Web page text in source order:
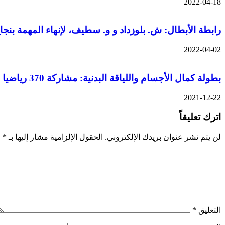
رابطة الأبطال: ش. بلوزداد و و. سطيف، لإنهاء المهمة
2022-04-02
بطولة كمال الأجسام واللياقة البدنية: مشاركة 370 رياضيا في موعد بسكرة
2021-12-22
اترك تعليقاً
لن يتم نشر عنوان بريدك الإلكتروني. الحقول الإلزامية مشار إليها بـ *
التعليق *